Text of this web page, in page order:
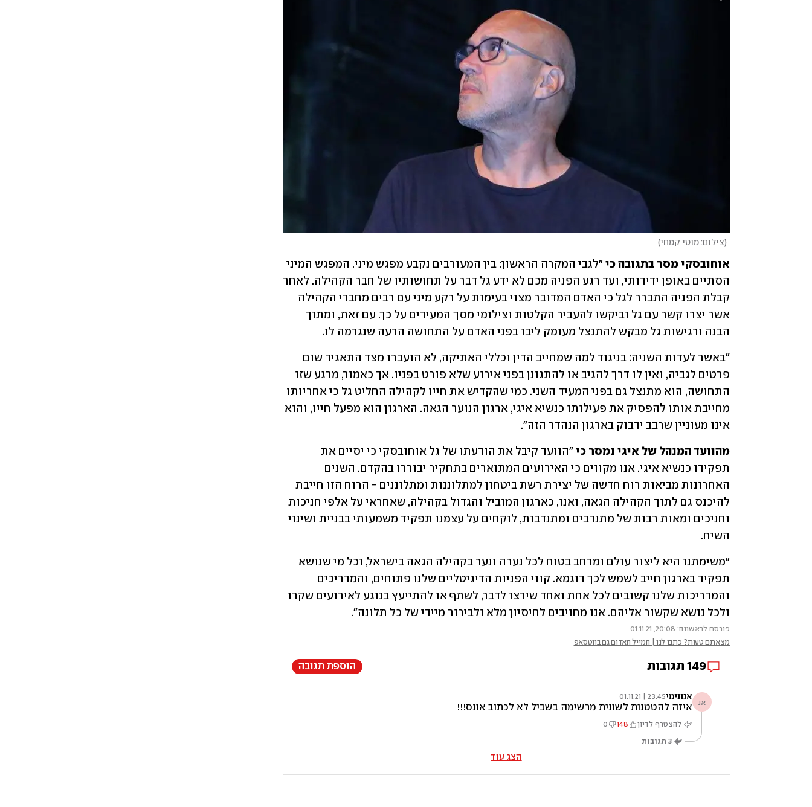
(צילום: מוטי קמחי)
אוחובסקי מסר בתגובה כי
הבנה ורגישות גל מבקש להתנצל מעומק ליבו בפני האדם על התחושה הרעה שנגרמה לו.
אינו מעוניין שרבב ידבוק בארגון הנהדר הזה".
מהוועד המנהל של איגי נמסר כי
השיח.
ולכל נושא שקשור אליהם. אנו מחויבים לחיסיון מלא ולבירור מיידי של כל תלונה".
פורסם לראשונה: 20:08, 01.11.21
מצאתם טעות? כתבו לנו | המייל האדום גם בווטסאפ
149 תגובות הוספת תגובה
אנ אנונימי23:45 | 01.11.21
איזה להטטנות לשונית מרשימה בשביל לא לכתוב אונס!!!
להצטרף לדיון 148
0
3 תגובות
הצג עוד